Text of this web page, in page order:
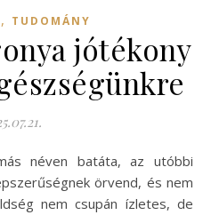
, TUDOMÁNY
jótékony
örvend, és nem
nem csupán ízletes, de